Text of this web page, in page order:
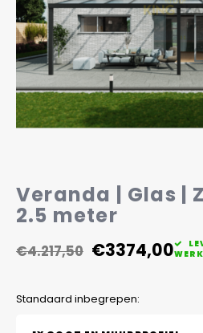
Betaalmethoden
Garantie
Veelgestelde vragen
Veranda | Glas |
2.5 meter
€4.217,50 €3374,00
Standaard inbegrepen: